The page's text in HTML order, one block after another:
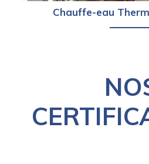
Chauffe-eau